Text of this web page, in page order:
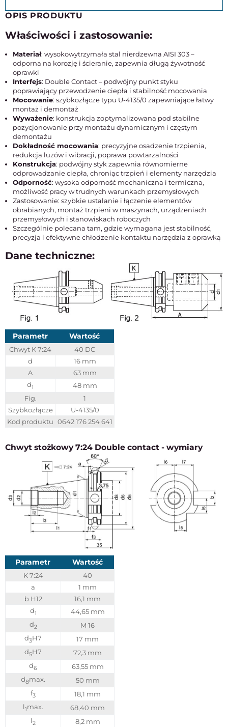
OPIS PRODUKTU
Właściwości i zastosowanie:
Materiał: wysokowytrzymała stal nierdzewna AISI 303 –
odporna na korozję i ścieranie, zapewnia długą żywotność
oprawki
Interfejs: Double Contact – podwójny punkt styku
poprawiający przewodzenie ciepła i stabilność mocowania
Mocowanie: szybkozłącze typu U-4135/0 zapewniające łatwy
montaż i demontaż
Wyważenie: konstrukcja zoptymalizowana pod stabilne
pozycjonowanie przy montażu dynamicznym i częstym
demontażu
Dokładność mocowania: precyzyjne osadzenie trzpienia,
redukcja luzów i wibracji, poprawa powtarzalności
Konstrukcja: podwójny styk zapewnia równomierne
odprowadzanie ciepła, chroniąc trzpień i elementy narzędzia
Odporność: wysoka odporność mechaniczna i termiczna,
możliwość pracy w trudnych warunkach przemysłowych
Zastosowanie: szybkie ustalanie i łączenie elementów
obrabianych, montaż trzpieni w maszynach, urządzeniach
przemysłowych i stanowiskach roboczych
Szczególnie polecana tam, gdzie wymagana jest stabilność,
precyzja i efektywne chłodzenie kontaktu narzędzia z oprawką
Dane techniczne:
Parametr Wartość
Chwyt K 7:24
40 DC
d
16 mm
A
63 mm
d1
48 mm
Fig.
1
Szybkozłącze
U-4135/0
Kod produktu 0642 176 254 641
Chwyt stożkowy 7:24 Double contact - wymiary
Parametr Wartość
K 7:24
40
a
1 mm
b H12
16,1 mm
d1
44,65 mm
d2
M 16
d3H7
17 mm
d5H7
72,3 mm
d6
63,55 mm
d8max.
50 mm
f3
18,1 mm
l1max.
68,40 mm
l2 8,2 mm